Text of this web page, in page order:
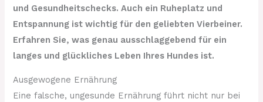
und Gesundheitschecks. Auch ein Ruheplatz und
Entspannung ist wichtig für den geliebten Vierbeiner.
Erfahren Sie, was genau ausschlaggebend für ein
langes und glückliches Leben Ihres Hundes ist.
Ausgewogene Ernährung
Eine falsche, ungesunde Ernährung führt nicht nur bei